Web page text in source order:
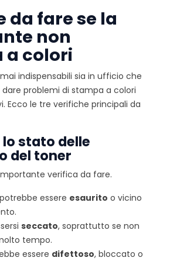
da fare se la
non
a colori
indispensabili sia in ufficio che
dare problemi di stampa a colori
Ecco le tre verifiche principali da
lo stato delle
del toner
verifica da fare.
essere esaurito o vicino
seccato, soprattutto se non
tempo.
essere difettoso, bloccato o